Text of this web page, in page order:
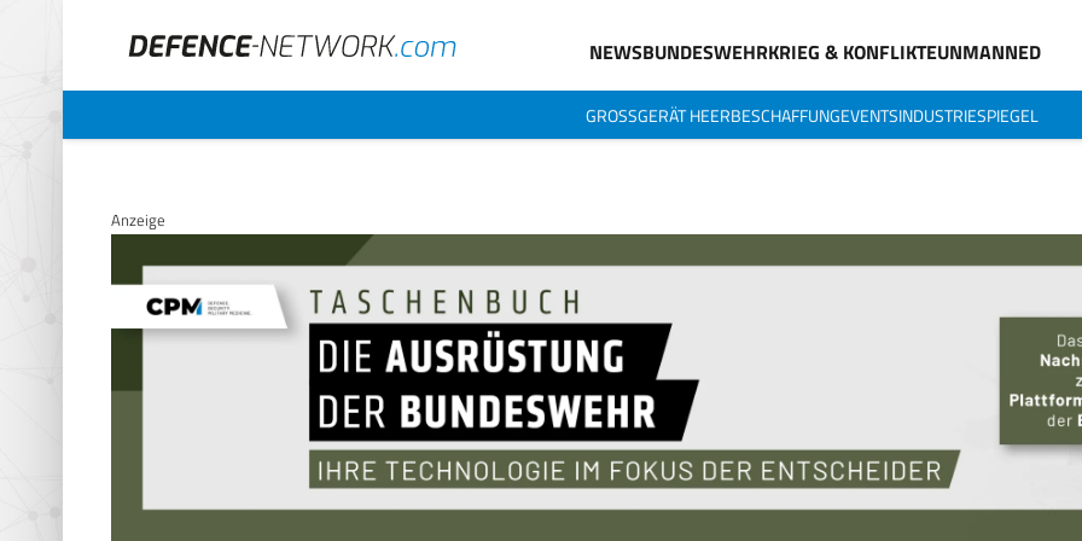
NEWSBUNDESWEHRKRIEG & KONFLIKTEUNMANNED
GROSSGERÄT HEERBESCHAFFUNGEVENTSINDUSTRIESPIEGEL
Anzeige